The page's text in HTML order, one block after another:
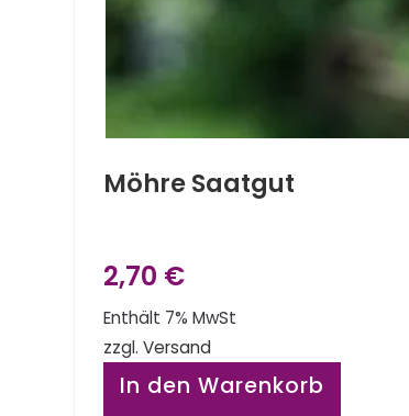
Möhre Saatgut
2,70 €
Enthält 7% MwSt
zzgl.Versand
In den Warenkorb